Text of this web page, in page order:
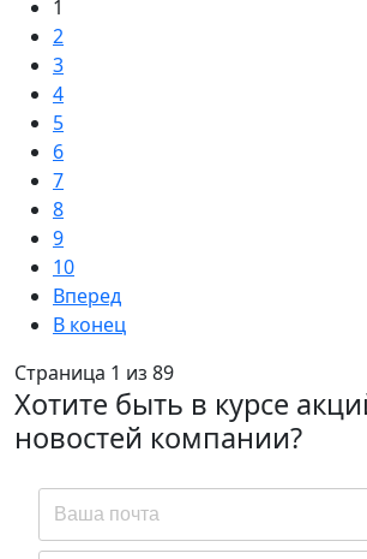
1
2
3
4
5
6
7
8
9
10
Вперед
В конец
Страница 1 из 89
Хотите быть в курсе
новостей компании?